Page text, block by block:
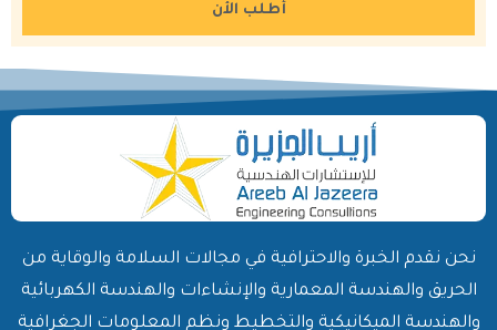
أطلب الأن
نحن نقدم الخبرة والاحترافية في مجالات السلامة والوقاية من
الحريق والهندسة المعمارية والإنشاءات والهندسة الكهربائية
والهندسة الميكانيكية والتخطيط ونظم المعلومات الجغرافية